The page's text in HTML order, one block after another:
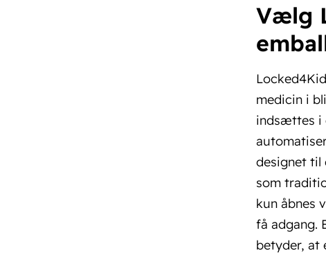
Vælg
medicin i
indsættes i
designet til
som
kun åbnes
få adgang.
betyder, at